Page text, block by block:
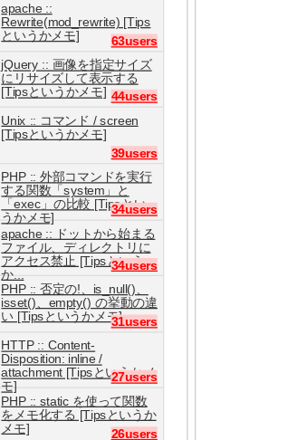
apache ::
Rewrite(mod_rewrite) [Tips
というかメモ]
63users
jQuery :: 画像を指定サイズ
にリサイズして表示する
[Tipsというかメモ] 44users
Unix :: コマンド / screen
[Tipsというかメモ]
39users
PHP :: 外部コマンドを実行
する関数「system」と
「exec」の比較 [Tipsとい
うかメモ]
34users
apache :: ドットから始まる
ファイル、ディレクトリに
アクセス禁止 [Tipsという
か...
34users
PHP :: 否定の!、is_null()、
isset()、empty() の挙動の違
い [Tipsというかメモ]31users
HTTP :: Content-
Disposition: inline /
attachment [Tipsというかメ
モ]
27users
PHP :: static を使って関数
をメモ化する [Tipsというか
メモ]
26users